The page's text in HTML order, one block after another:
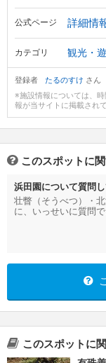
公式ページ 詳細情
カテゴリ 観光・
登録者 たるのすけ さん
※施設情報については、
報が当サイトに掲載され
このスポットに
浜田園について質問し
壮瞥（そうべつ）・
に、いっせいに質問で
このスポットに